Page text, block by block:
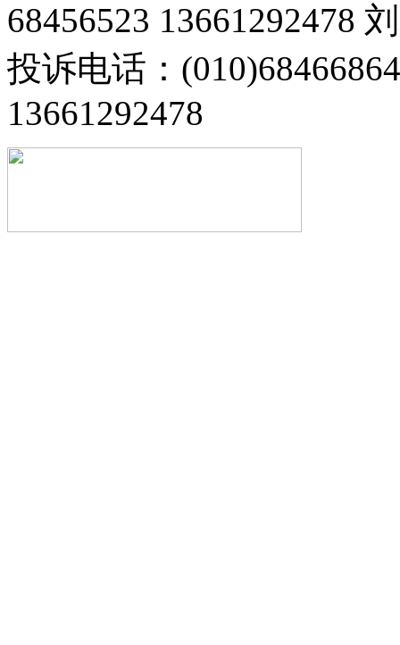
68456523 13661292478
投诉电话：
13661292478